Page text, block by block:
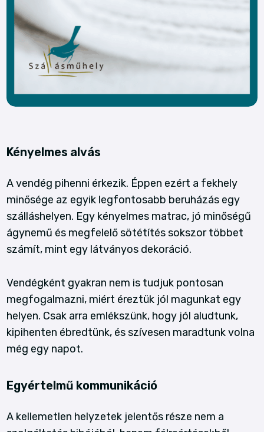
Kényelmes alvás
A vendég pihenni érkezik. Éppen ezért a fekhely
minősége az egyik legfontosabb beruházás egy
szálláshelyen. Egy kényelmes matrac, jó minőségű
ágynemű és megfelelő sötétítés sokszor többet
számít, mint egy látványos dekoráció.
Vendégként gyakran nem is tudjuk pontosan
megfogalmazni, miért éreztük jól magunkat egy
helyen. Csak arra emlékszünk, hogy jól aludtunk,
kipihenten ébredtünk, és szívesen maradtunk volna
még egy napot.
Egyértelmű kommunikáció
A kellemetlen helyzetek jelentős része nem a